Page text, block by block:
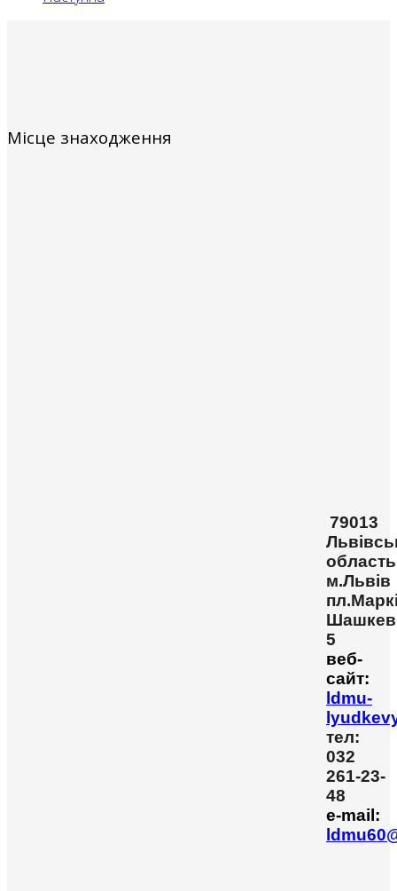
Місце знаходження
79013
область
м.Львів
5
веб-
сайт:
ldmu-
тел:
032
261-23-
48
e-mail: